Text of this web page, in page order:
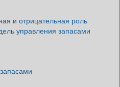
и отрицательная роль
управления запасами